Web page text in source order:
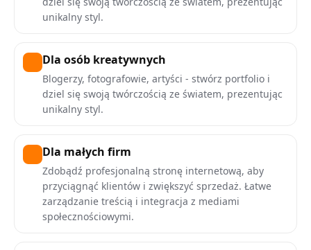
unikalny styl.
Dla osób kreatywnych
Blogerzy, fotografowie, artyści - stwórz portfolio i
dziel się swoją twórczością ze światem, prezentując
unikalny styl.
Dla małych firm
Zdobądź profesjonalną stronę internetową, aby
przyciągnąć klientów i zwiększyć sprzedaż. Łatwe
zarządzanie treścią i integracja z mediami
społecznościowymi.